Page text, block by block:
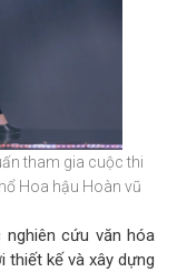
tham gia cuộc thi
Hoa hậu Hoàn vũ
cứu văn hóa
thiết kế và xây dựng